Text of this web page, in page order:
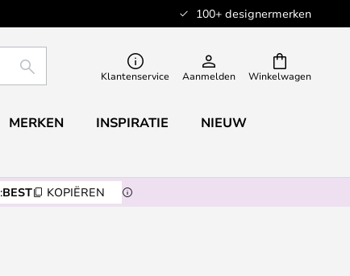
100+ designermerken
Winkelwagen
ZOEKEN Klantenservice Aanmelden
MERKEN INSPIRATIE NIEUW
BEST KOPIËREN